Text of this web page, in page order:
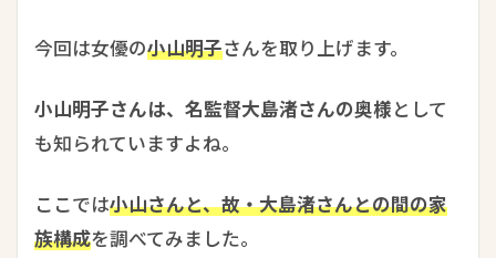
今回は女優の小山明子さんを取り上げます。
小山明子さんは、名監督大島渚さんの奥様として
も知られていますよね。
ここでは小山さんと、故・大島渚さんとの間の家
族構成を調べてみました。